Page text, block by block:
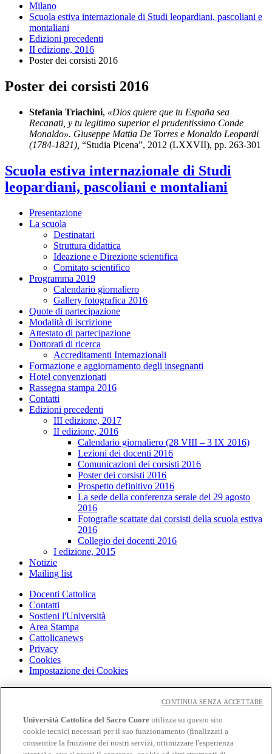
Milano
Scuola estiva internazionale di Studi leopardiani, pascoliani e
montaliani
Edizioni precedenti
II edizione, 2016
Poster dei corsisti 2016
Poster dei corsisti 2016
Stefania Triachini, «Dios quiere que tu España sea
Recanati, y tu legitimo superior el prudentissimo Conde
Monaldo». Giuseppe Mattia De Torres e Monaldo Leopardi
(1784-1821), “Studia Picena”, 2012 (LXXVII), pp. 263-301
Scuola estiva internazionale di Studi
leopardiani, pascoliani e montaliani
Presentazione
La scuola
Destinatari
Struttura didattica
Ideazione e Direzione scientifica
Comitato scientifico
Programma 2019
Calendario giornaliero
Gallery fotografica 2016
Quote di partecipazione
Modalità di iscrizione
Attestato di partecipazione
Dottorati di ricerca
Accreditamenti Internazionali
Formazione e aggiornamento degli insegnanti
Hotel convenzionati
Rassegna stampa 2016
Contatti
Edizioni precedenti
III edizione, 2017
II edizione, 2016
Calendario giornaliero (28 VIII – 3 IX 2016)
Lezioni dei docenti 2016
Comunicazioni dei corsisti 2016
Poster dei corsisti 2016
Prospetto definitivo 2016
La sede della conferenza serale del 29 agosto
2016
Fotografie scattate dai corsisti della scuola estiva
2016
Collegio dei docenti 2016
I edizione, 2015
Notizie
Mailing list
Docenti Cattolica
Contatti
Sostieni l'Università
Area Stampa
Cattolicanews
Privacy
Cookies
Impostazione dei Cookies
Cloudmail
OFF-CAMPUS
Intranet
Università Cattolica del Sacro Cuore utilizza su questo sito
cookie tecnici necessari per il suo funzionamento (finalizzati a
consentire la fruizione dei nostri servizi, ottimizzare l'esperienza
CONTINUA SENZA ACCETTARE